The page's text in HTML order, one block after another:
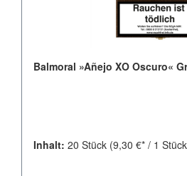
Balmoral »Añejo XO Oscuro«
Inhalt: 20 Stück (9,30 €* / 1